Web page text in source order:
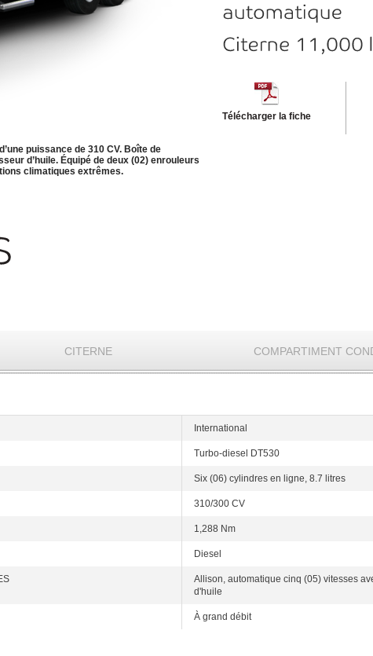
Télécharger la fiche
puissance de 310 CV. Boîte de
d’huile. Équipé de deux (02) enrouleurs
climatiques extrêmes.
CITERNE COMPARTIMENT
International
Turbo-diesel DT530
Six (06) cylindres en ligne, 8.7 litres
310/300 CV
1,288 Nm
Diesel
Allison, automatique cinq (05) vitesses
d'huile
À grand débit